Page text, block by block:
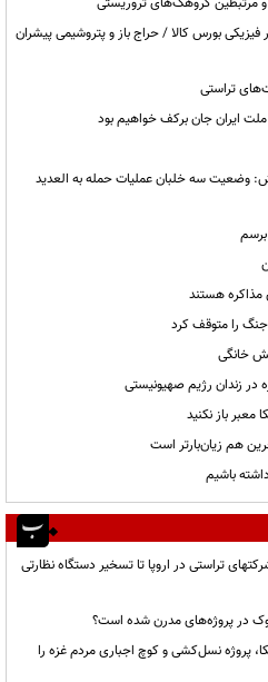
کالا در بازار فیزیکی بورس کالا / حراج باز و پتروشیمی پیشران
ایران جان برکف خواهیم بود
وضعیت سه خلبان عملیات حمله به العدید
مذاکره هستند
را متوقف کرد
خانگی
در زندان رژیم صهیونیستی
معبر باز نکنید
هم زیان‌بارتر است
باشیم
تراستی در اروپا تا تسخیر دستگاه نظارتی
در پروژه‌های مدرن شده است؟
پروژه نسل‌کشی و کوچ اجباری مردم غزه را